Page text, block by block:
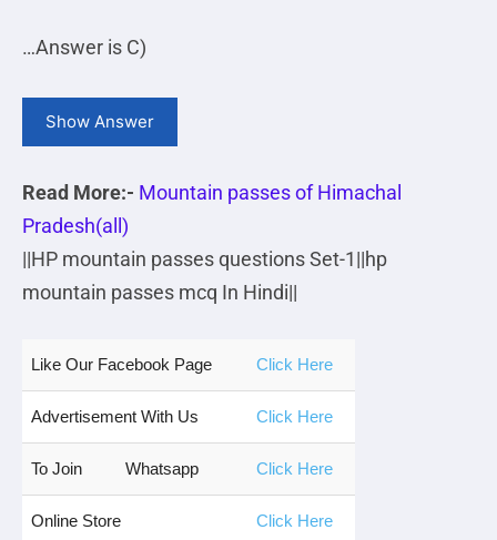
…Answer is C)
Show Answer
Read More:- Mountain passes of Himachal
Pradesh(all)
||HP mountain passes questions Set-1||hp
mountain passes mcq In Hindi||
Like Our Facebook Page Click Here
Advertisement With Us Click Here
To Join Whatsapp Click Here
Online Store Click Here